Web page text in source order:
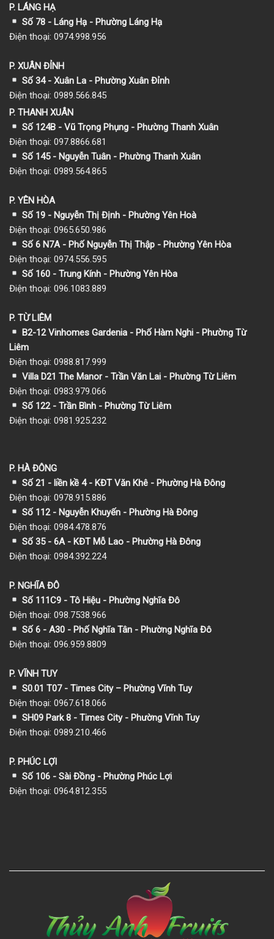
P. LÁNG HẠ
Số 78 - Láng Hạ - Phường Láng Hạ
Điện thoại: 0974.998.956
P. XUÂN ĐỈNH
Số 34 - Xuân La - Phường Xuân Đỉnh
Điện thoại: 0989.566.845
P. THANH XUÂN
Số 124B - Vũ Trọng Phụng - Phường Thanh Xuân
Điện thoại: 097.8866.681
Số 145 - Nguyễn Tuân - Phường Thanh Xuân
Điện thoại: 0989.564.865
P. YÊN HÒA
Số 19 - Nguyễn Thị Định - Phường Yên Hoà
Điện thoại: 0965.650.986
Số 6 N7A - Phố Nguyễn Thị Thập - Phường Yên Hòa
Điện thoại: 0974.556.595
Số 160 - Trung Kính - Phường Yên Hòa
Điện thoại: 096.1083.889
P. TỪ LIÊM
B2-12 Vinhomes Gardenia - Phố Hàm Nghi - Phường Từ
Liêm
Điện thoại: 0988.817.999
Villa D21 The Manor - Trần Văn Lai - Phường Từ Liêm
Điện thoại: 0983.979.066
Số 122 - Trần Bình - Phường Từ Liêm
Điện thoại: 0981.925.232
P. HÀ ĐÔNG
Số 21 - liền kề 4 - KĐT Văn Khê - Phường Hà Đông
Điện thoại: 0978.915.886
Số 112 - Nguyễn Khuyến - Phường Hà Đông
Điện thoại: 0984.478.876
Số 35 - 6A - KĐT Mỗ Lao - Phường Hà Đông
Điện thoại: 0984.392.224
P. NGHĨA ĐÔ
Số 111C9 - Tô Hiệu - Phường Nghĩa Đô
Điện thoại: 098.7538.966
Số 6 - A30 - Phố Nghĩa Tân - Phường Nghĩa Đô
Điện thoại: 096.959.8809
P. VĨNH TUY
S0.01 T07 - Times City – Phường Vĩnh Tuy
Điện thoại: 0967.618.066
SH09 Park 8 - Times City - Phường Vĩnh Tuy
Điện thoại: 0989.210.466
P. PHÚC LỢI
Số 106 - Sài Đồng - Phường Phúc Lợi
Điện thoại: 0964.812.355